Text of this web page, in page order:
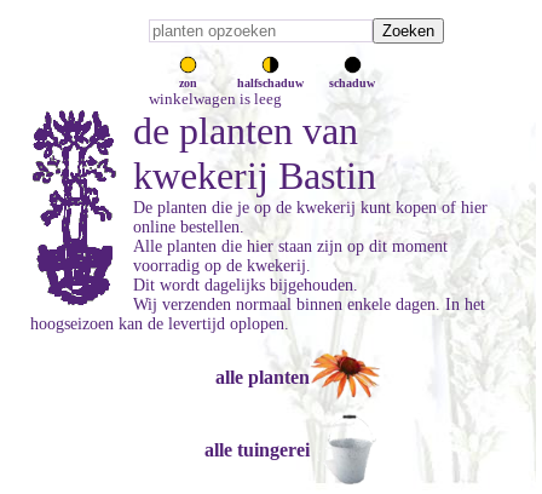
zon halfschaduw schaduw
winkelwagen is leeg
de planten van
kwekerij Bastin
De planten die je op de kwekerij kunt kopen of hier
online bestellen.
Alle planten die hier staan zijn op dit moment
voorradig op de kwekerij.
Dit wordt dagelijks bijgehouden.
Wij verzenden normaal binnen enkele dagen. In het
hoogseizoen kan de levertijd oplopen.
alle planten
alle tuingerei